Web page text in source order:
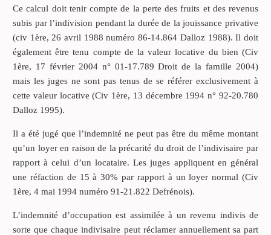
Ce calcul doit tenir compte de la perte des fruits et des revenus
subis par l’indivision pendant la durée de la jouissance privative
(civ 1ère, 26 avril 1988 numéro 86-14.864 Dalloz 1988). Il doit
également être tenu compte de la valeur locative du bien (Civ
1ère, 17 février 2004 n° 01-17.789 Droit de la famille 2004)
mais les juges ne sont pas tenus de se référer exclusivement à
cette valeur locative (Civ 1ère, 13 décembre 1994 n° 92-20.780
Dalloz 1995).
Il a été jugé que l’indemnité ne peut pas être du même montant
qu’un loyer en raison de la précarité du droit de l’indivisaire par
rapport à celui d’un locataire. Les juges appliquent en général
une réfaction de 15 à 30% par rapport à un loyer normal (Civ
1ère, 4 mai 1994 numéro 91-21.822 Defrénois).
L’indemnité d’occupation est assimilée à un revenu indivis de
sorte que chaque indivisaire peut réclamer annuellement sa part